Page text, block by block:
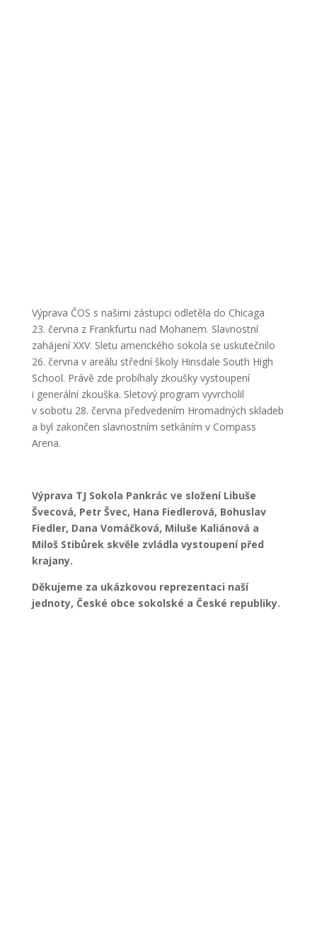
Výprava ČOS s našimi zástupci odletěla do Chicaga
23. června z Frankfurtu nad Mohanem. Slavnostní
zahájení XXV. Sletu amerického sokola se uskutečnilo
26. června v areálu střední školy Hinsdale South High
School. Právě zde probíhaly zkoušky vystoupení
i generální zkouška. Sletový program vyvrcholil
v sobotu 28. června předvedením Hromadných skladeb
a byl zakončen slavnostním setkáním v Compass
Arena.
Výprava TJ Sokola Pankrác ve složení Libuše
Švecová, Petr Švec, Hana Fiedlerová, Bohuslav
Fiedler, Dana Vomáčková, Miluše Kaliánová a
Miloš Stibůrek skvěle zvládla vystoupení před
krajany.
Děkujeme za ukázkovou reprezentaci naší
jednoty, České obce sokolské a České republiky.